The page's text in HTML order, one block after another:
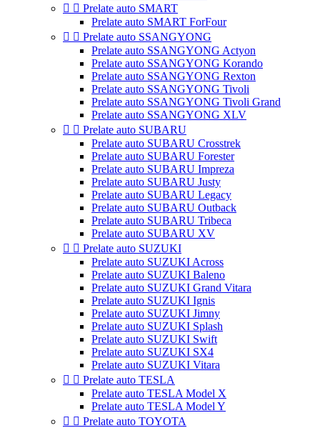
  Prelate auto SMART
Prelate auto SMART ForFour
  Prelate auto SSANGYONG
Prelate auto SSANGYONG Actyon
Prelate auto SSANGYONG Korando
Prelate auto SSANGYONG Rexton
Prelate auto SSANGYONG Tivoli
Prelate auto SSANGYONG Tivoli Grand
Prelate auto SSANGYONG XLV
  Prelate auto SUBARU
Prelate auto SUBARU Crosstrek
Prelate auto SUBARU Forester
Prelate auto SUBARU Impreza
Prelate auto SUBARU Justy
Prelate auto SUBARU Legacy
Prelate auto SUBARU Outback
Prelate auto SUBARU Tribeca
Prelate auto SUBARU XV
  Prelate auto SUZUKI
Prelate auto SUZUKI Across
Prelate auto SUZUKI Baleno
Prelate auto SUZUKI Grand Vitara
Prelate auto SUZUKI Ignis
Prelate auto SUZUKI Jimny
Prelate auto SUZUKI Splash
Prelate auto SUZUKI Swift
Prelate auto SUZUKI SX4
Prelate auto SUZUKI Vitara
  Prelate auto TESLA
Prelate auto TESLA Model X
Prelate auto TESLA Model Y
  Prelate auto TOYOTA